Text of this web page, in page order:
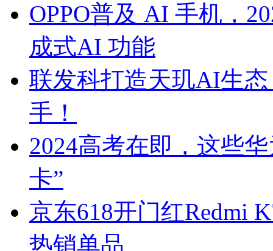
OPPO普及 AI 手机，
成式AI 功能
联发科打造天玑AI生
手！
2024高考在即，这些
卡”
京东618开门红Redmi
热销单品